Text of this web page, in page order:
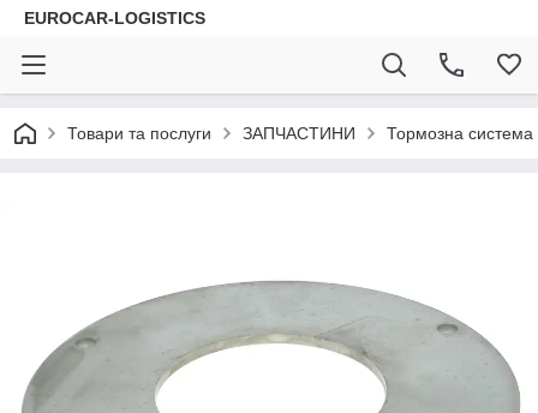
EUROCAR-LOGISTICS
Товари та послуги ЗАПЧАСТИНИ Тормозна система